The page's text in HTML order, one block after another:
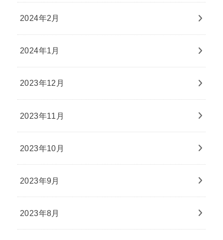
2024年2月
2024年1月
2023年12月
2023年11月
2023年10月
2023年9月
2023年8月